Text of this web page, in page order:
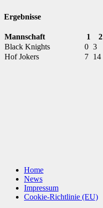
Ergebnisse
Mannschaft 1 2
Black Knights
0 3
Hof Jokers
7 14
Home
News
Impressum
Cookie-Richtlinie (EU)